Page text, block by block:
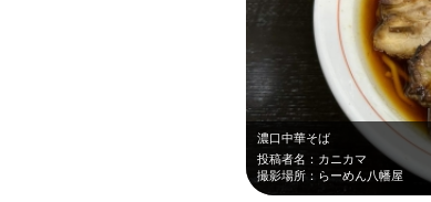
濃口中華そば
投稿者名：カニカマ
撮影場所：らーめん八幡屋